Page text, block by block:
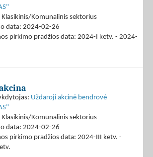
Klasikinis/Komunalinis sektorius
data: 2024-02-26
pirkimo pradžios data: 2024-I ketv. - 2024-
Uždaroji akcinė bendrovė
Klasikinis/Komunalinis sektorius
data: 2024-02-26
pirkimo pradžios data: 2024-III ketv. -